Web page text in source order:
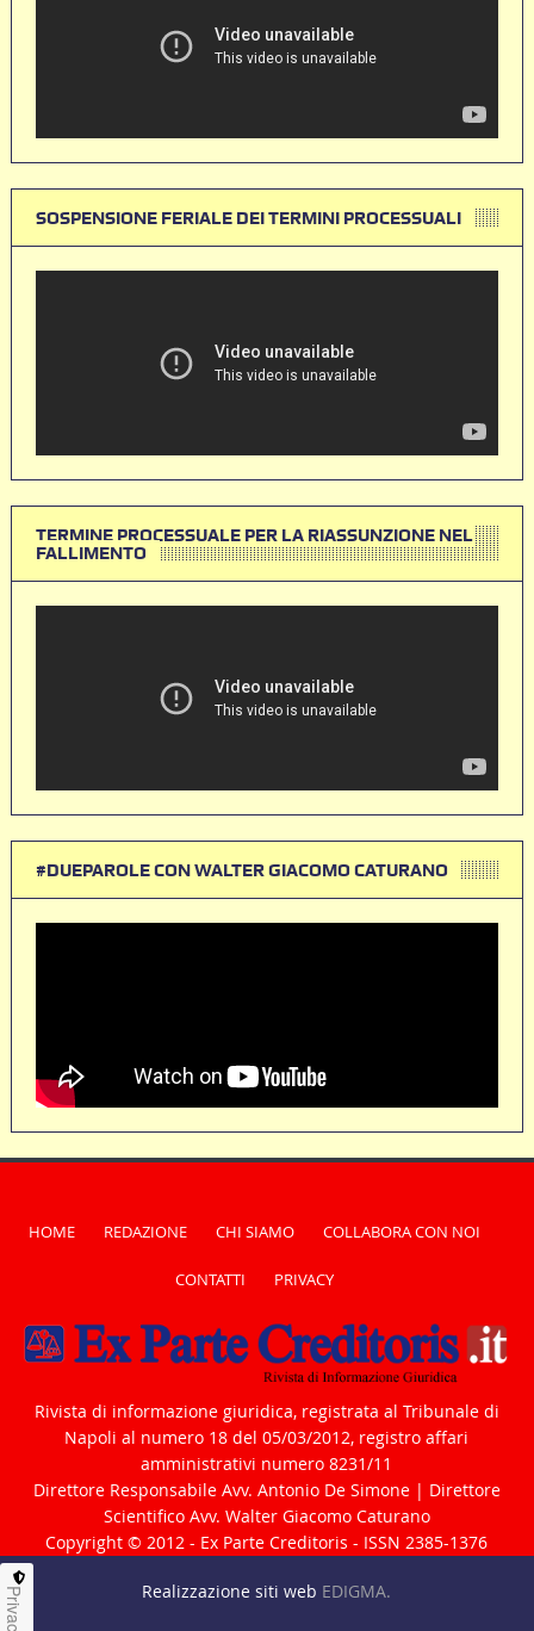
SOSPENSIONE FERIALE DEI TERMINI PROCESSUALI
TERMINE PROCESSUALE PER LA RIASSUNZIONE NEL
FALLIMENTO
#DUEPAROLE CON WALTER GIACOMO CATURANO
HOME REDAZIONE CHI SIAMO COLLABORA CON NOI
CONTATTI PRIVACY
Rivista di informazione giuridica, registrata al Tribunale di
Napoli al numero 18 del 05/03/2012, registro affari
amministrativi numero 8231/11
Direttore Responsabile Avv. Antonio De Simone | Direttore
Scientifico Avv. Walter Giacomo Caturano
Copyright © 2012 - Ex Parte Creditoris - ISSN 2385-1376
Realizzazione siti web EDIGMA.
Privacy